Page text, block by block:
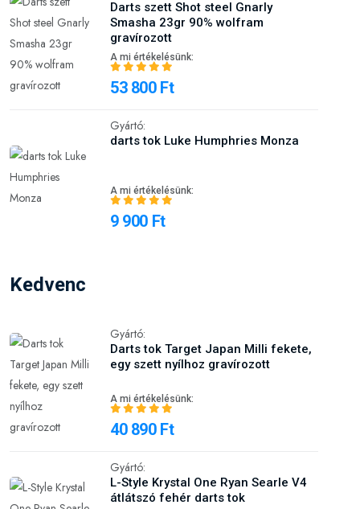
Darts szett Shot steel Gnarly
Smasha 23gr 90% wolfram
gravírozott
A mi értékelésünk:
53 800 Ft
Gyártó:
darts tok Luke Humphries Monza
A mi értékelésünk:
9 900 Ft
Kedvenc
Gyártó:
Darts tok Target Japan Milli fekete,
egy szett nyílhoz gravírozott
A mi értékelésünk:
40 890 Ft
Gyártó:
L-Style Krystal One Ryan Searle V4
átlátszó fehér darts tok